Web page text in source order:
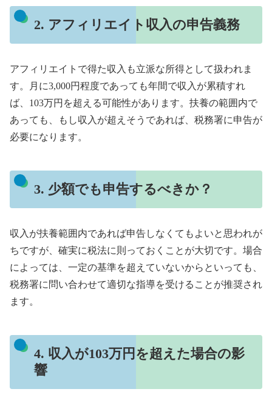
2. アフィリエイト収入の申告義務
アフィリエイトで得た収入も立派な所得として扱われま
す。月に3,000円程度であっても年間で収入が累積すれ
ば、103万円を超える可能性があります。扶養の範囲内で
あっても、もし収入が超えそうであれば、税務署に申告が
必要になります。
3. 少額でも申告するべきか？
収入が扶養範囲内であれば申告しなくてもよいと思われが
ちですが、確実に税法に則っておくことが大切です。場合
によっては、一定の基準を超えていないからといっても、
税務署に問い合わせて適切な指導を受けることが推奨され
ます。
4. 収入が103万円を超えた場合の影
響